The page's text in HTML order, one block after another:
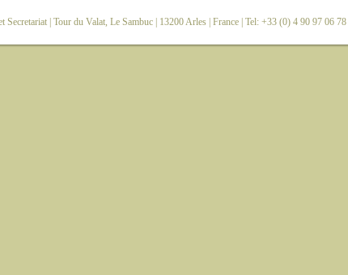
Secretariat| Tour du Valat, Le Sambuc | 13200 Arles | France | Tel: +33 (0) 4 90 97 06 78 |